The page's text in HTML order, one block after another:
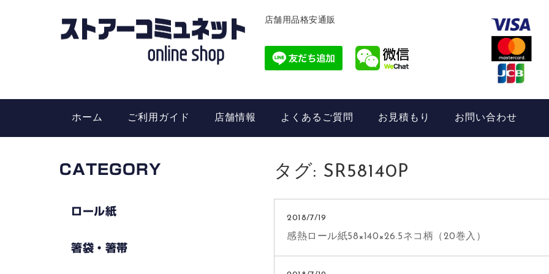
店舗用品格安通販
ホーム ご利用ガイド 店舗情報 よくあるご質問 お見積もり お問い合わせ
タグ: SR58140P
2018/7/19
感熱ロール紙58×140×26.5ネコ柄（20巻入）
CATEGORY
ロール紙
箸袋・箸帯